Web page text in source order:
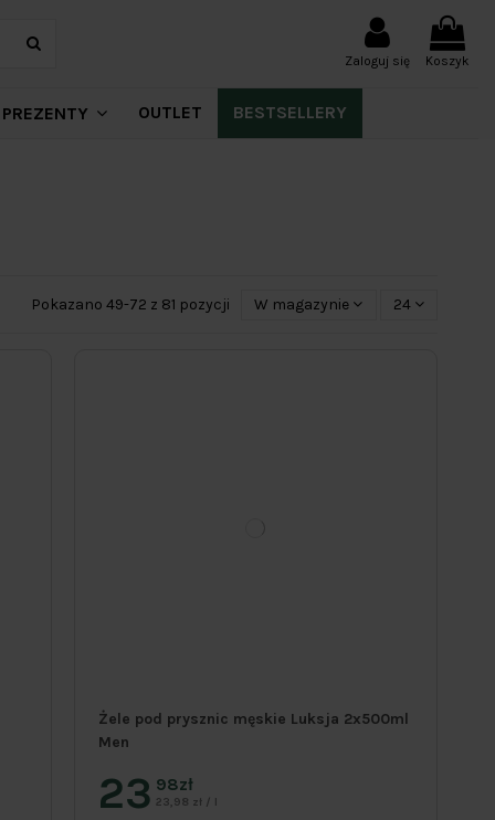
Zaloguj się Koszyk
PREZENTY OUTLET BESTSELLERY
Pokazano 49-72 z 81 pozycji W magazynie 24
Żele pod prysznic męskie Luksja 2x500ml
Men
23 98zł
23,98 zł / l